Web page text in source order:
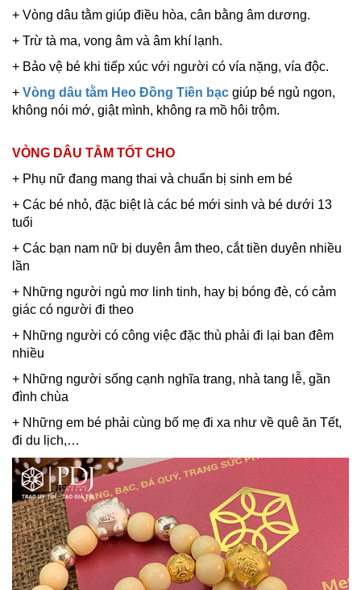
+ Vòng dâu tằm giúp điều hòa, cân bằng âm dương.
+ Trừ tà ma, vong âm và âm khí lạnh.
+ Bảo vệ bé khi tiếp xúc với người có vía nặng, vía độc.
+ Vòng dâu tằm Heo Đồng Tiền bạc giúp bé ngủ ngon,
không nói mớ, giật mình, không ra mồ hôi trộm.
VÒNG DÂU TẰM TỐT CHO
+ Phụ nữ đang mang thai và chuẩn bị sinh em bé
+ Các bé nhỏ, đặc biệt là các bé mới sinh và bé dưới 13
tuổi
+ Các bạn nam nữ bị duyên âm theo, cắt tiền duyên nhiều
lần
+ Những người ngủ mơ linh tinh, hay bị bóng đè, có cảm
giác có người đi theo
+ Những người có công việc đặc thù phải đi lại ban đêm
nhiều
+ Những người sống cạnh nghĩa trang, nhà tang lễ, gần
đình chùa
+ Những em bé phải cùng bố mẹ đi xa như về quê ăn Tết,
đi du lịch,…